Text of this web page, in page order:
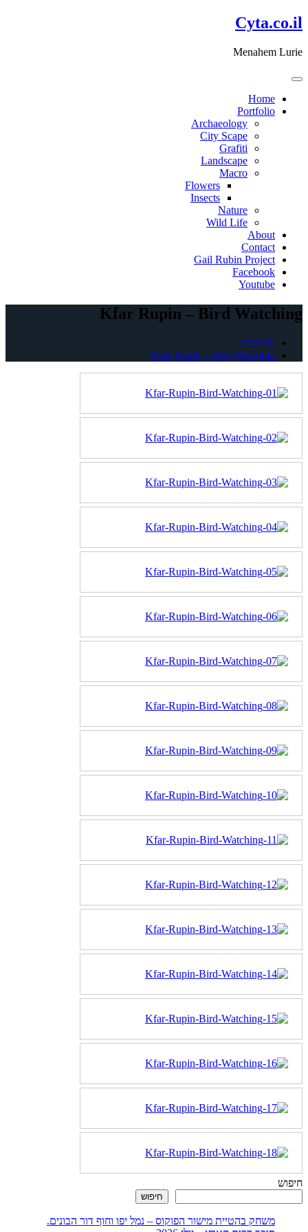
דלג
לתוכן
Cyta.co.il
Menahem Lurie
Home
Portfolio
Archaeology
City Scape
Grafiti
Landscape
Macro
Flowers
Insects
Nature
Wild Life
About
Contact
Gail Rubin Project
Facebook
Youtube
Kfar Rupin – Bird Watching
דף הבית
Kfar Rupin – Bird Watching
חיפוש
חיפוש
משחק בהטיית מישור הפוקוס – נמל יפו וחוף דור הבונים.